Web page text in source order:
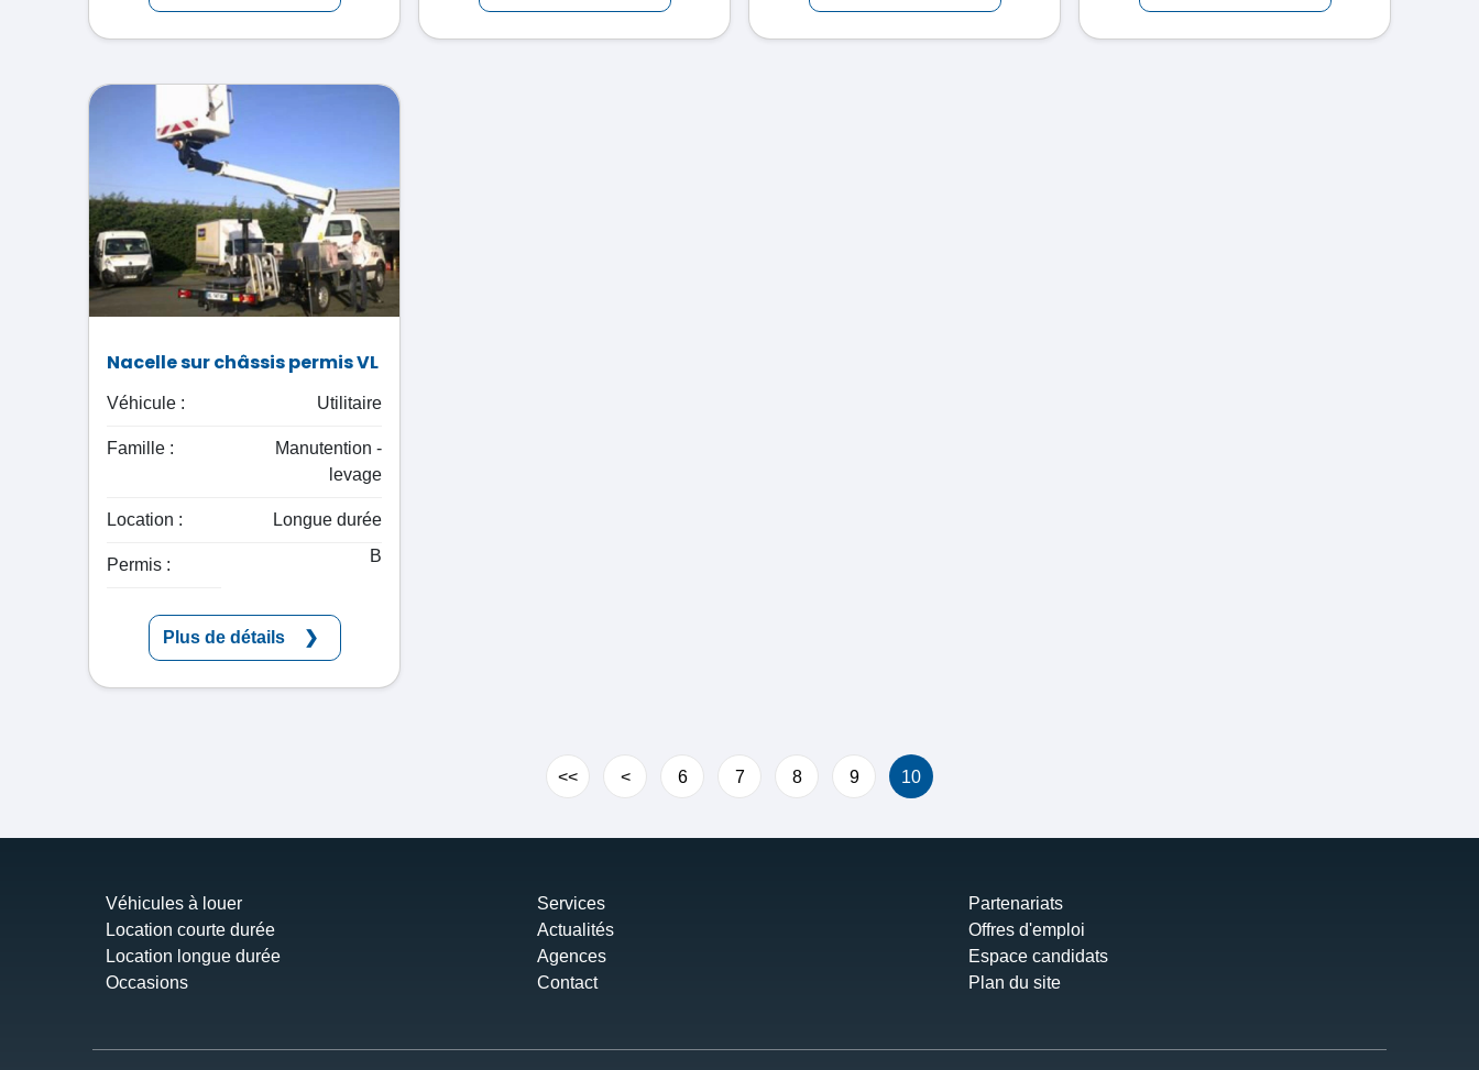
Nacelle sur châssis permis VL
Véhicule : Utilitaire
Famille :
Manutention -
levage
Location : Longue durée
Permis : B
Plus de détails
<< < 6 7 8 9 10
Véhicules à louer
Location courte durée
Location longue durée
Occasions
Services
Actualités
Agences
Contact
Partenariats
Offres d'emploi
Espace candidats
Plan du site